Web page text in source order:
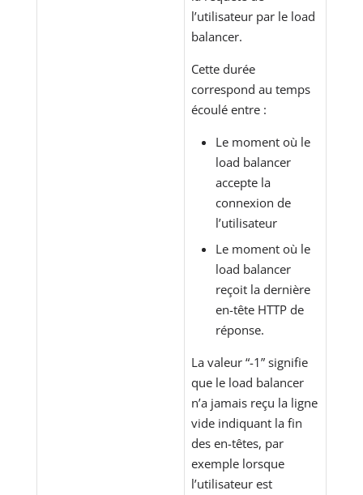
l’utilisateur par le load
balancer.
Cette durée
correspond au temps
écoulé entre :
Le moment où le
load balancer
accepte la
connexion de
l’utilisateur
Le moment où le
load balancer
reçoit la dernière
en-tête HTTP de
réponse.
La valeur “-1” signifie
que le load balancer
n’a jamais reçu la ligne
vide indiquant la fin
des en-têtes, par
exemple lorsque
l’utilisateur est